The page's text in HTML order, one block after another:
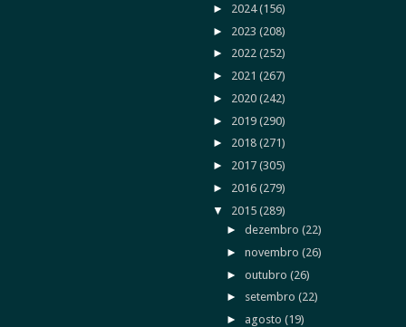
► 2024(156)
► 2023 (208)
► 2022 (252)
► 2021 (267)
► 2020 (242)
► 2019 (290)
► 2018 (271)
► 2017 (305)
► 2016 (279)
▼ 2015 (289)
►dezembro(22)
►novembro(26)
►outubro(26)
► setembro(22)
► agosto(19)